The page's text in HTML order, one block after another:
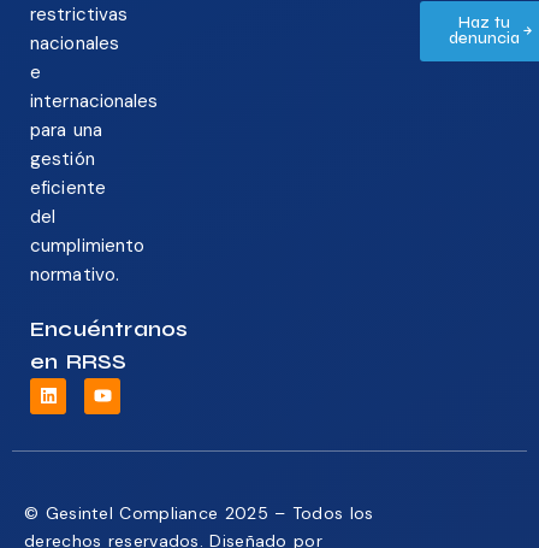
restrictivas
nacionales
e
internacionales
para una
gestión
eficiente
del
cumplimiento
normativo.
Encuéntranos
en RRSS
Haz tu
denuncia
© Gesintel Compliance 2025 – Todos los
derechos reservados. Diseñado por